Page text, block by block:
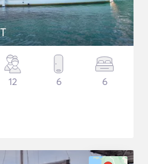
12 6 6